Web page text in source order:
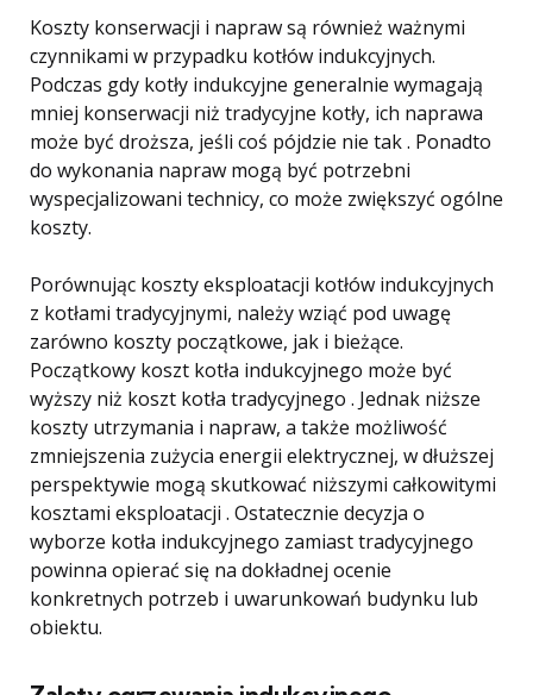
Koszty konserwacji i napraw są również ważnymi
czynnikami w przypadku kotłów indukcyjnych.
Podczas gdy kotły indukcyjne generalnie wymagają
mniej konserwacji niż tradycyjne kotły, ich naprawa
może być droższa, jeśli coś pójdzie nie tak . Ponadto
do wykonania napraw mogą być potrzebni
wyspecjalizowani technicy, co może zwiększyć ogólne
koszty.
Porównując koszty eksploatacji kotłów indukcyjnych
z kotłami tradycyjnymi, należy wziąć pod uwagę
zarówno koszty początkowe, jak i bieżące.
Początkowy koszt kotła indukcyjnego może być
wyższy niż koszt kotła tradycyjnego . Jednak niższe
koszty utrzymania i napraw, a także możliwość
zmniejszenia zużycia energii elektrycznej, w dłuższej
perspektywie mogą skutkować niższymi całkowitymi
kosztami eksploatacji . Ostatecznie decyzja o
wyborze kotła indukcyjnego zamiast tradycyjnego
powinna opierać się na dokładnej ocenie
konkretnych potrzeb i uwarunkowań budynku lub
obiektu.